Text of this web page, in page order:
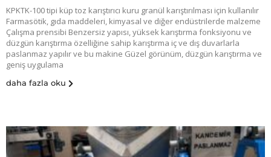
KPKTK-100 tipi küp toz karıştırıcı kuru granül karıştırılması için kullanılır
Farmasötik, gıda maddeleri, kimyasal ve diğer endüstrilerde malzeme
Çalışma prensibi Benzersiz yapısı, yüksek karıştırma fonksiyonu ve
düzgün karıştırma özelliğine sahip karıştırma iç ve dış duvarlarla
paslanmaz yapılır ve bu makine Güzel görünüm, düzgün karıştırma ve
geniş uygulama
daha fazla oku